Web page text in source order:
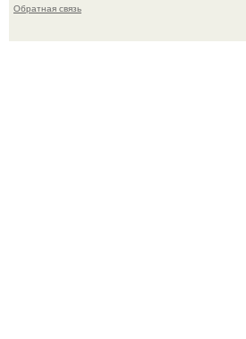
Обратная связь